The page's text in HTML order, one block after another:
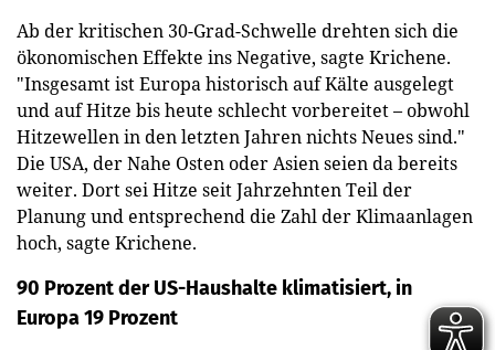
Ab der kritischen 30-Grad-Schwelle drehten sich die
ökonomischen Effekte ins Negative, sagte Krichene.
"Insgesamt ist Europa historisch auf Kälte ausgelegt
und auf Hitze bis heute schlecht vorbereitet – obwohl
Hitzewellen in den letzten Jahren nichts Neues sind."
Die USA, der Nahe Osten oder Asien seien da bereits
weiter. Dort sei Hitze seit Jahrzehnten Teil der
Planung und entsprechend die Zahl der Klimaanlagen
hoch, sagte Krichene.
90 Prozent der US-Haushalte klimatisiert, in
Europa 19 Prozent